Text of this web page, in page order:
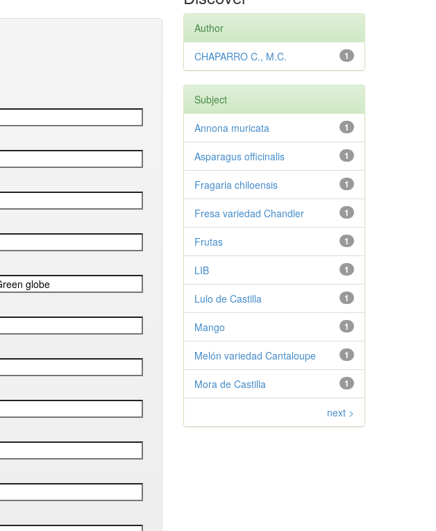
Author
1
CHAPARRO C., M.C.
Subject
1
Annona muricata
1
Asparagus officinalis
1
Fragaria chiloensis
1
Fresa variedad Chandler
1
Frutas
1
LIB
1
Lulo de Castilla
1
Mango
1
Melón variedad Cantaloupe
1
Mora de Castilla
next >